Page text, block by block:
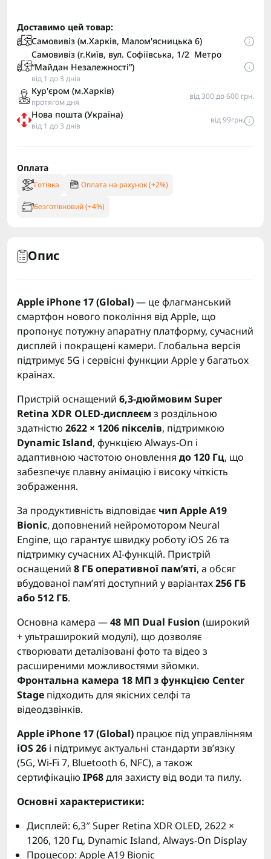
Доставимо цей товар:
Самовивіз (м.Харків, Малом'ясницька 6)
Самовивіз (г.Київ, вул. Софіївська, 1/2 Метро
“Майдан Незалежності”)
від 1 до 3 днів
Кур'єром (м.Харків)
протягом дня
від 300 до 600 грн.
Нова пошта (Україна)
від 1 до 3 днів
від 99грн.
Оплата
Готівка Оплата на рахунок (+2%)
Безготівковий (+4%)
Опис
Apple iPhone 17 (Global)— це флагманський
смартфон нового покоління від Apple, що
пропонує потужну апаратну платформу, сучасний
дисплей і покращені камери. Глобальна версія
підтримує 5G і сервісні функции Apple у багатьох
країнах.
Пристрій оснащений 6,3-дюймовим Super
Retina XDR OLED-дисплеємз роздільною
здатністю 2622 × 1206 пікселів, підтримкою
Dynamic Island, функцією Always-On і
адаптивною частотою оновлення до 120 Гц, що
забезпечує плавну анімацію і високу чіткість
зображення.
За продуктивність відповідає чип Apple A19
Bionic, доповнений нейромотором Neural
Engine, що гарантує швидку роботу iOS 26 та
підтримку сучасних AI-функцій. Пристрій
оснащений 8 ГБ оперативної пам’яті, а обсяг
вбудованої пам’яті доступний у варіантах256 ГБ
або 512 ГБ.
Основна камера —48 МП Dual Fusion (широкий
+ ультраширокий модулі), що дозволяє
створювати деталізовані фото та відео з
расширеними можливостями зйомки.
Фронтальна камера 18 МП з функцією Center
Stage підходить для якісних селфі та
відеодзвінків.
Apple iPhone 17 (Global) працює під управлінням
iOS 26 і підтримує актуальні стандарти зв’язку
(5G, Wi-Fi 7, Bluetooth 6, NFC), а також
сертифікацію IP68для захисту від води та пилу.
Основні характеристики:
Дисплей: 6,3″ Super Retina XDR OLED, 2622 ×
1206, 120 Гц, Dynamic Island, Always-On Display
Процесор: Apple A19 Bionic